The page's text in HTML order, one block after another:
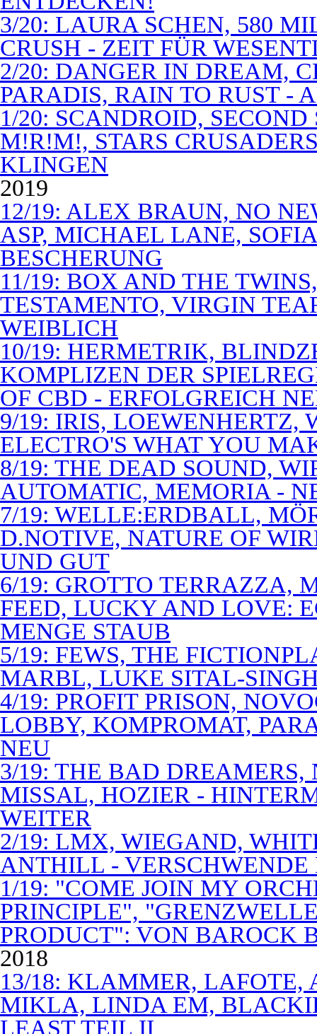
3/20: LAURA SCHEN, 580
CRUSH - ZEIT FÜR
2/20: DANGER IN DREAM,
PARADIS, RAIN TO RUST -
1/20: SCANDROID,
M!R!M!, STARS
KLINGEN
2019
12/19: ALEX BRAUN, NO
ASP, MICHAEL LANE,
BESCHERUNG
11/19: BOX AND THE
TESTAMENTO, VIRGIN
WEIBLICH
10/19: HERMETRIK,
KOMPLIZEN DER
OF CBD - ERFOLGREICH
9/19: IRIS, LOEWENHERTZ,
ELECTRO'S WHAT YOU
8/19: THE DEAD SOUND,
AUTOMATIC, MEMORIA -
7/19: WELLE:ERDBALL,
D.NOTIVE, NATURE OF
UND GUT
6/19: GROTTO TERRAZZA,
FEED, LUCKY AND LOVE:
MENGE STAUB
5/19: FEWS, THE
MARBL, LUKE SITAL-
4/19: PROFIT PRISON,
LOBBY, KOMPROMAT,
NEU
3/19: THE BAD
MISSAL, HOZIER -
WEITER
2/19: LMX, WIEGAND,
ANTHILL -
1/19: "COME JOIN MY
PRINCIPLE",
PRODUCT": VON BAROCK
2018
13/18: KLAMMER,
MIKLA, LINDA EM,
LEAST TEIL II